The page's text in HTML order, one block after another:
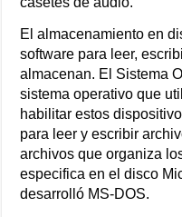
El almacenamiento en
software para leer,
almacenan. El Sistema
sistema operativo que
habilitar estos
para leer y escribir
archivos que organiza
especifica en el disco
desarrolló MS-DOS.